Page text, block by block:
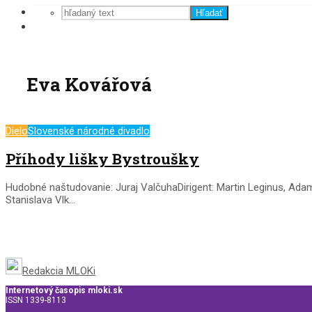
Hľadať
Eva Kovářová
DieloSlovenské národné divadlo
Příhody lišky Bystroušky
Hudobné naštudovanie: Juraj ValčuhaDirigent: Martin Leginus,
Stanislava Vlk...
Redakcia MLOKi
Internetový časopis mloki.sk
ISSN 1339-8113